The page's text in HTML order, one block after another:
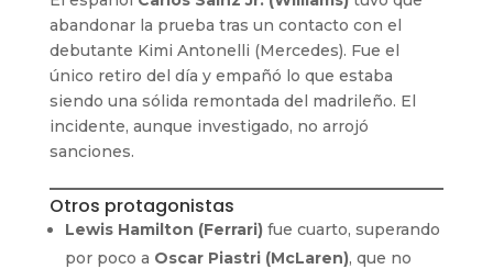
abandonar la prueba tras un contacto con el
debutante Kimi Antonelli (Mercedes). Fue el
único retiro del día y empañó lo que estaba
siendo una sólida remontada del madrileño. El
incidente, aunque investigado, no arrojó
sanciones.
Otros protagonistas
Lewis Hamilton (Ferrari)fue cuarto, superando
por poco a Oscar Piastri (McLaren), que no